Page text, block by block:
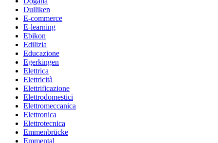
Dulliken
E-commerce
E-learning
Ebikon
Edilizia
Educazione
Egerkingen
Elettrica
Elettricità
Elettrificazione
Elettrodomestici
Elettromeccanica
Elettronica
Elettrotecnica
Emmenbrücke
Emmental